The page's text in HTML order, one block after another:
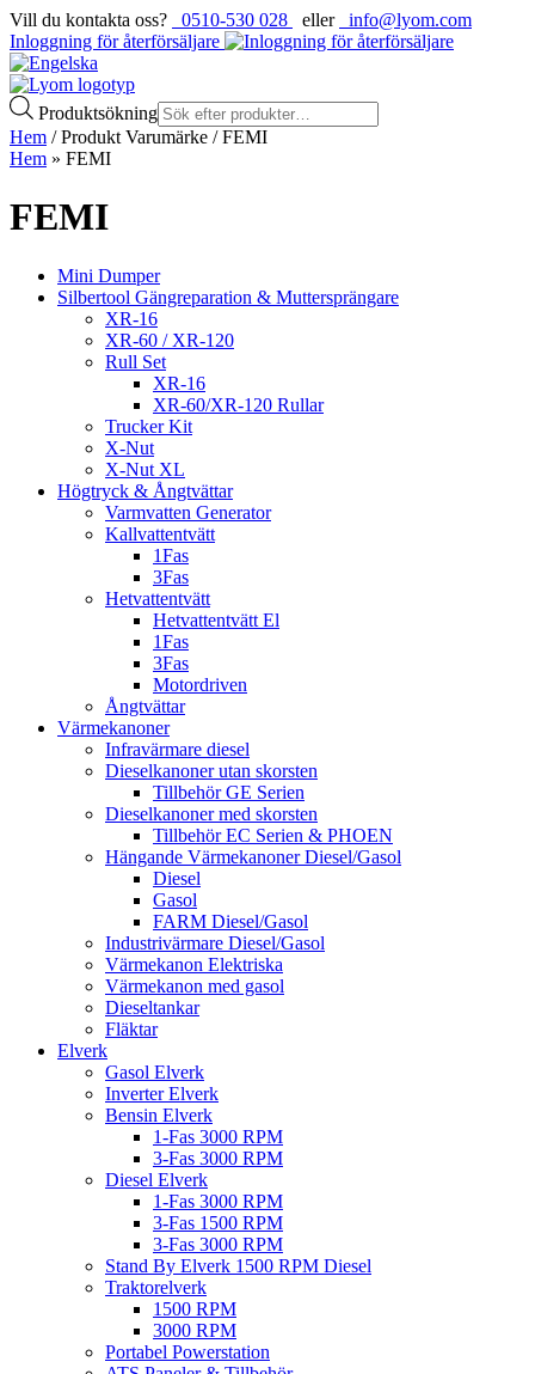
Vill du kontakta oss? 0510-530 028 eller
info@lyom.com
Inloggning för återförsäljare
Produktsökning
Hem / Produkt Varumärke / FEMI
Hem » FEMI
FEMI
Mini Dumper
Silbertool Gängreparation & Muttersprängare
XR-16
XR-60 / XR-120
Rull Set
XR-16
XR-60/XR-120 Rullar
Trucker Kit
X-Nut
X-Nut XL
Högtryck & Ångtvättar
Varmvatten Generator
Kallvattentvätt
1Fas
3Fas
Hetvattentvätt
Hetvattentvätt El
1Fas
3Fas
Motordriven
Ångtvättar
Värmekanoner
Infravärmare diesel
Dieselkanoner utan skorsten
Tillbehör GE Serien
Dieselkanoner med skorsten
Tillbehör EC Serien & PHOEN
Hängande Värmekanoner Diesel/Gasol
Diesel
Gasol
FARM Diesel/Gasol
Industrivärmare Diesel/Gasol
Värmekanon Elektriska
Värmekanon med gasol
Dieseltankar
Fläktar
Elverk
Gasol Elverk
Inverter Elverk
Bensin Elverk
1-Fas 3000 RPM
3-Fas 3000 RPM
Diesel Elverk
1-Fas 3000 RPM
3-Fas 1500 RPM
3-Fas 3000 RPM
Stand By Elverk 1500 RPM Diesel
Traktorelverk
1500 RPM
3000 RPM
Portabel Powerstation